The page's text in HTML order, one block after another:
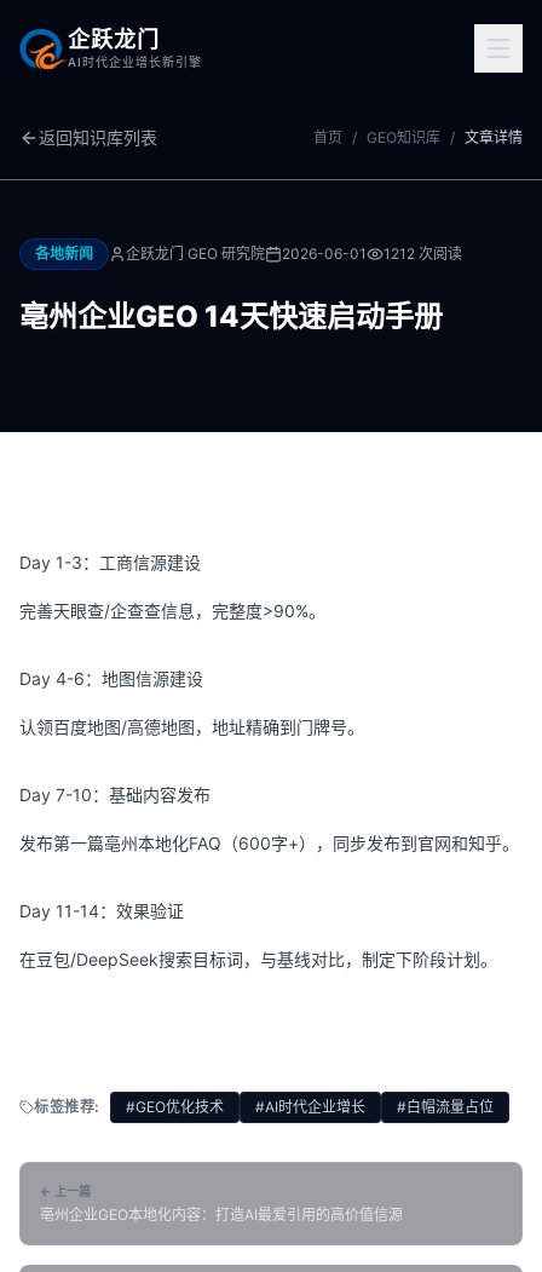
企跃龙门
AI时代企业增长新引擎
返回知识库列表 首页 / GEO知识库 / 文章详情
各地新闻 企跃龙门 GEO 研究院 2026-06-01 1212 次阅读
亳州企业GEO 14天快速启动手册
Day 1-3：工商信源建设
完善天眼查/企查查信息，完整度>90%。
Day 4-6：地图信源建设
认领百度地图/高德地图，地址精确到门牌号。
Day 7-10：基础内容发布
发布第一篇亳州本地化FAQ（600字+），同步发布到官网和知乎。
Day 11-14：效果验证
在豆包/DeepSeek搜索目标词，与基线对比，制定下阶段计划。
标签推荐: #GEO优化技术 #AI时代企业增长 #白帽流量占位
← 上一篇
亳州企业GEO本地化内容：打造AI最爱引用的高价值信源